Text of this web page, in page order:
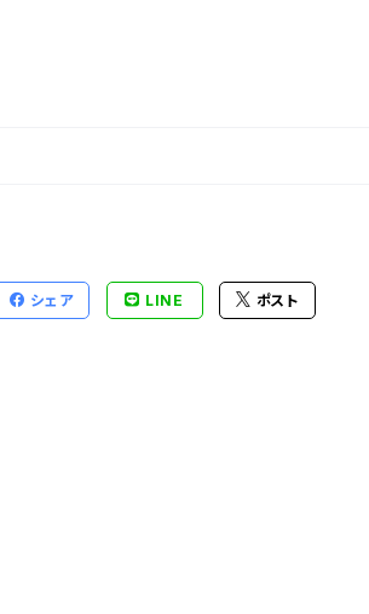
シェア LINE ポスト